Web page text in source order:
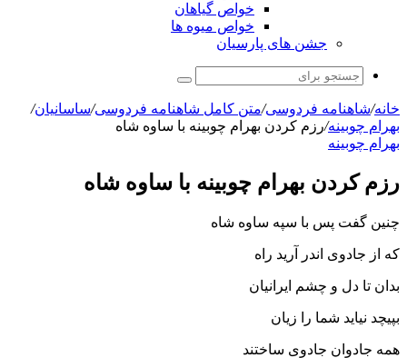
خواص گیاهان
خواص میوه ها
جشن های پارسیان
جستجو
برای
خانه/شاهنامه فردوسی/متن کامل شاهنامه فردوسی/ساسانیان/
بهرام چوبینه/رزم کردن بهرام چوبینه با ساوه شاه
بهرام چوبینه
رزم کردن بهرام چوبینه با ساوه شاه
چنین گفت پس با سپه ساوه شاه
که از جادوى اندر آرید راه‏
بدان تا دل و چشم ایرانیان
بپیچد نیاید شما را زیان‏
همه جادوان جادوى ساختند